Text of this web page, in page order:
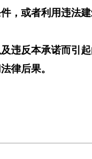
，或者利用违法
违反本承诺而引起
律后果。